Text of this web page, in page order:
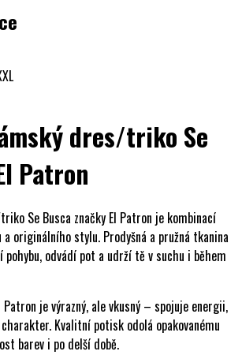
dres/triko Se
Patron
Se Busca značky El Patron je kombinací
originálního stylu. Prodyšná a pružná tkanina
pohybu, odvádí pot a udrží tě v suchu i během
Patron je výrazný, ale vkusný – spojuje energii,
Kvalitní potisk odolá opakovanému
barev i po delší době.